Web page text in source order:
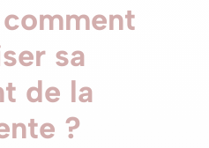
sa
de la
?